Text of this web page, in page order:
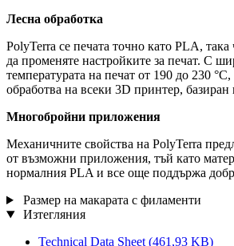
Лесна обработка
PolyTerra се печата точно като PLA,
да променяте настройките за печат. С
температурата на печат от 190 до 230
обработва на всеки 3D принтер, базиран
Многобройни приложения
Механичните свойства на PolyTerra
от възможни приложения, тъй като
нормалния PLA и все още поддържа
Размер на макарата с филаменти
Изтегляния
Technical Data Sheet (461,93 KB)